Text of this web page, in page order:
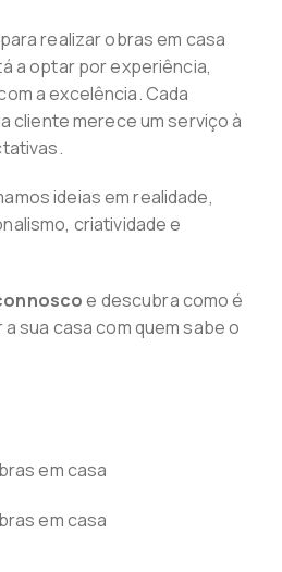
realizar obras em casa
a optar por experiência,
a excelência. Cada
cliente merece um serviço à
ideias em realidade,
criatividade e
e descubra como é
sua casa com quem sabe o